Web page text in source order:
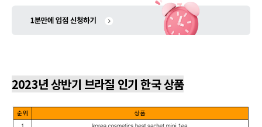
2023년 상반기 브라질 인기 한국 상품